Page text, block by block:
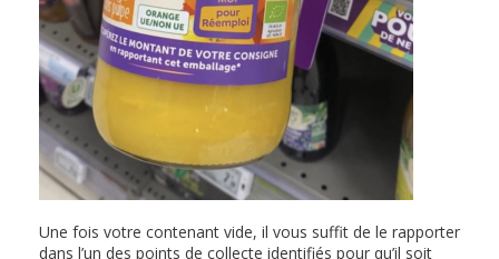
Une fois votre contenant vide, il vous suffit de le rapporter
dans l’un des points de collecte identifiés pour qu’il soit